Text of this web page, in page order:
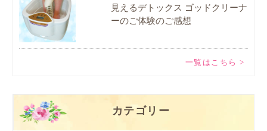
見えるデトックス ゴッドクリーナ
ーのご体験のご感想
一覧はこちら >
カテゴリー